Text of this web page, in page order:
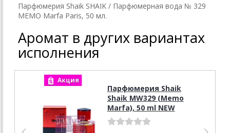
Парфюмерия Shaik SHAIK / Парфюмерная вода № 329
MEMO Marfa Paris, 50 мл.
Аромат в других вариантах
исполнения
Акция
Парфюмерия Shaik
Shaik MW329 (Memo
Marfa), 50 ml NEW